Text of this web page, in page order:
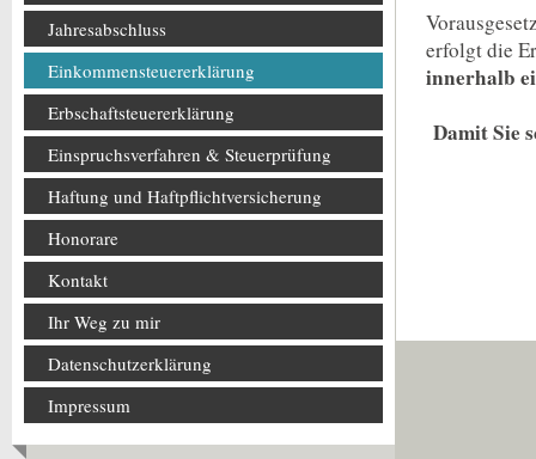
erfolgt die
innerhalb
Damit Sie
Jahresabschluss
Einkommensteuererklärung
Erbschaftsteuererklärung
Einspruchsverfahren & Steuerprüfung
Haftung und Haftpflichtversicherung
Honorare
Kontakt
Ihr Weg zu mir
Datenschutzerklärung
Impressum